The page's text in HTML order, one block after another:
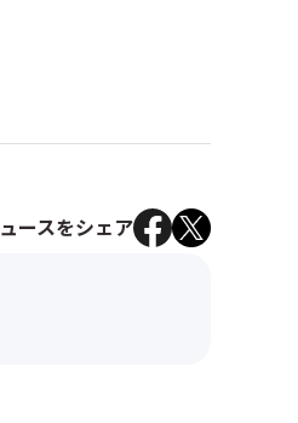
ースをシェア